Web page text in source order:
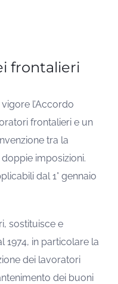
frontalieri
l’Accordo
frontalieri e un
tra la
doppie imposizioni.
dal 1° gennaio
sostituisce e
1974, in particolare la
dei lavoratori
dei buoni